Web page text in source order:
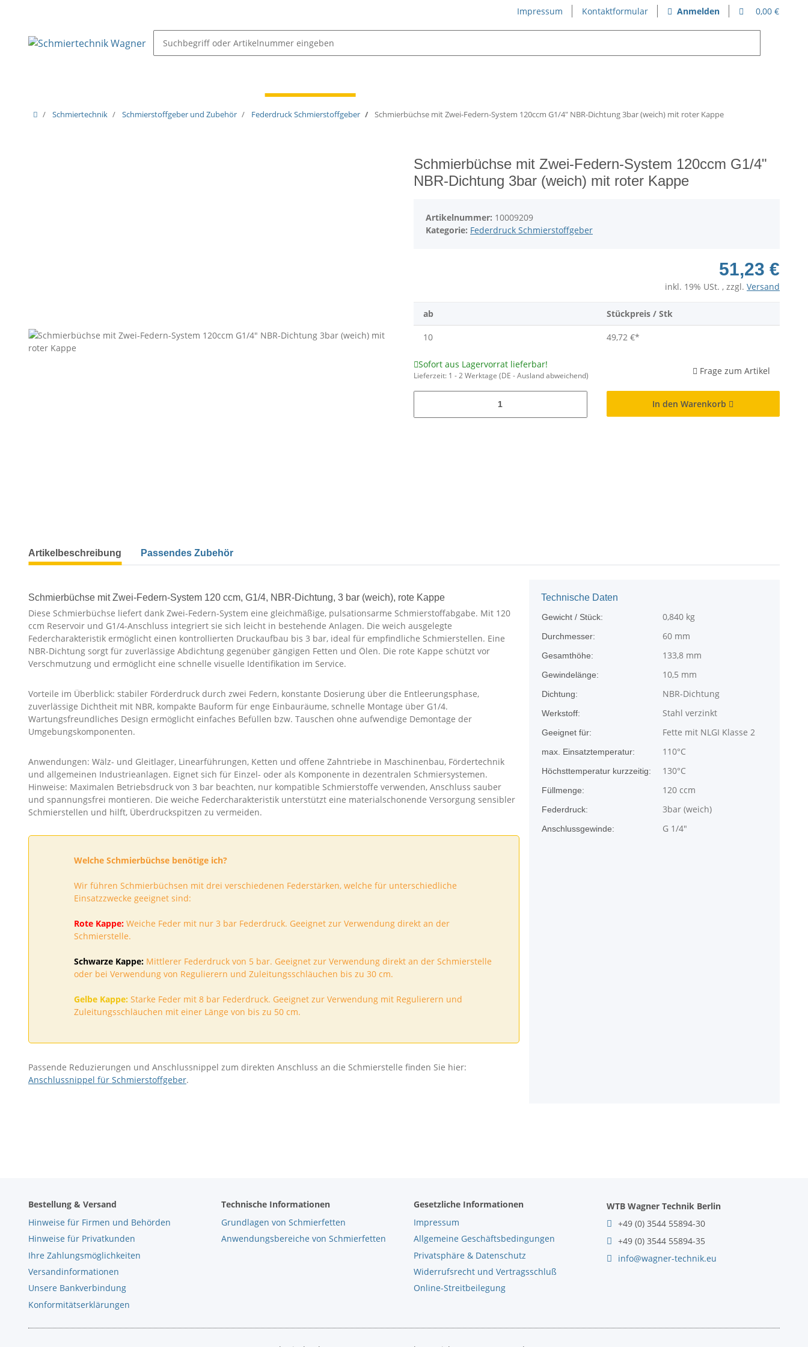
Impressum Kontaktformular Anmelden 0,00 €
Schmiertechnik Schmierstoffgeber und Zubehör Federdruck Schmierstoffgeber Schmierbüchse mit Zwei-Federn-System 120ccm G1/4" NBR-Dichtung 3bar (weich) mit roter Kappe
Schmierbüchse mit Zwei-Federn-System 120ccm G1/4"
NBR-Dichtung 3bar (weich) mit roter Kappe
Artikelnummer: 10009209
Kategorie: Federdruck Schmierstoffgeber
51,23 €
inkl. 19% USt. , zzgl. Versand
ab Stückpreis / Stk
10 49,72 €*
Sofort aus Lagervorrat lieferbar!
Lieferzeit: 1 - 2 Werktage (DE - Ausland abweichend) Frage zum Artikel
In den Warenkorb
Artikelbeschreibung Passendes Zubehör
Schmierbüchse mit Zwei-Federn-System 120 ccm, G1/4, NBR-Dichtung, 3 bar (weich), rote Kappe
Diese Schmierbüchse liefert dank Zwei-Federn-System eine gleichmäßige, pulsationsarme Schmierstoffabgabe. Mit 120
ccm Reservoir und G1/4-Anschluss integriert sie sich leicht in bestehende Anlagen. Die weich ausgelegte
Federcharakteristik ermöglicht einen kontrollierten Druckaufbau bis 3 bar, ideal für empfindliche Schmierstellen. Eine
NBR-Dichtung sorgt für zuverlässige Abdichtung gegenüber gängigen Fetten und Ölen. Die rote Kappe schützt vor
Verschmutzung und ermöglicht eine schnelle visuelle Identifikation im Service.
Vorteile im Überblick: stabiler Förderdruck durch zwei Federn, konstante Dosierung über die Entleerungsphase,
zuverlässige Dichtheit mit NBR, kompakte Bauform für enge Einbauräume, schnelle Montage über G1/4.
Wartungsfreundliches Design ermöglicht einfaches Befüllen bzw. Tauschen ohne aufwendige Demontage der
Umgebungskomponenten.
Anwendungen: Wälz- und Gleitlager, Linearführungen, Ketten und offene Zahntriebe in Maschinenbau, Fördertechnik
und allgemeinen Industrieanlagen. Eignet sich für Einzel- oder als Komponente in dezentralen Schmiersystemen.
Hinweise: Maximalen Betriebsdruck von 3 bar beachten, nur kompatible Schmierstoffe verwenden, Anschluss sauber
und spannungsfrei montieren. Die weiche Federcharakteristik unterstützt eine materialschonende Versorgung sensibler
Schmierstellen und hilft, Überdruckspitzen zu vermeiden.
Welche Schmierbüchse benötige ich?
Wir führen Schmierbüchsen mit drei verschiedenen Federstärken, welche für unterschiedliche
Einsatzzwecke geeignet sind:
Rote Kappe: Weiche Feder mit nur 3 bar Federdruck. Geeignet zur Verwendung direkt an der
Schmierstelle.
Schwarze Kappe: Mittlerer Federdruck von 5 bar. Geeignet zur Verwendung direkt an der Schmierstelle
oder bei Verwendung von Regulierern und Zuleitungsschläuchen bis zu 30 cm.
Gelbe Kappe: Starke Feder mit 8 bar Federdruck. Geeignet zur Verwendung mit Regulierern und
Zuleitungsschläuchen mit einer Länge von bis zu 50 cm.
Passende Reduzierungen und Anschlussnippel zum direkten Anschluss an die Schmierstelle finden Sie hier:
Anschlussnippel für Schmierstoffgeber.
Technische Daten
Gewicht / Stück: 0,840 kg
Durchmesser: 60 mm
Gesamthöhe: 133,8 mm
Gewindelänge: 10,5 mm
Dichtung: NBR-Dichtung
Werkstoff: Stahl verzinkt
Geeignet für: Fette mit NLGI Klasse 2
max. Einsatztemperatur: 110°C
Höchsttemperatur kurzzeitig: 130°C
Füllmenge: 120 ccm
Federdruck: 3bar (weich)
Anschlussgewinde: G 1/4"
Bestellung & Versand
Hinweise für Firmen und Behörden
Hinweise für Privatkunden
Ihre Zahlungsmöglichkeiten
Versandinformationen
Unsere Bankverbindung
Konformitätserklärungen
Technische Informationen
Grundlagen von Schmierfetten
Anwendungsbereiche von Schmierfetten
Gesetzliche Informationen
Impressum
Allgemeine Geschäftsbedingungen
Privatsphäre & Datenschutz
Widerrufsrecht und Vertragsschluß
Online-Streitbeilegung
WTB Wagner Technik Berlin
+49 (0) 3544 55894-30
+49 (0) 3544 55894-35
info@wagner-technik.eu